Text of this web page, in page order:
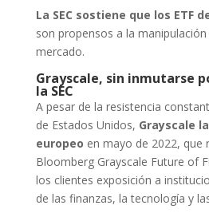
La SEC sostiene que los ETF
son propensos a la
mercado.
Grayscale, sin inmutarse
la SEC
A pesar de la resistencia
de Estados Unidos, Grayscale
europeo en mayo de 2022, que
Bloomberg Grayscale Future of
los clientes exposición a
de las finanzas, la tecnología y